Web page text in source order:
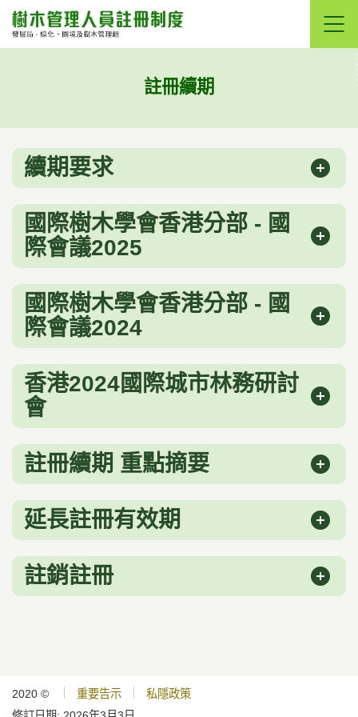
至
內
註冊續期
續期要求
國際樹木學會香港分部 - 國
際會議2025
國際樹木學會香港分部 - 國
際會議2024
香港2024國際城市林務研討
會
註冊續期 重點摘要
延長註冊有效期
註銷註冊
2020 © 重要告示
私隱政策